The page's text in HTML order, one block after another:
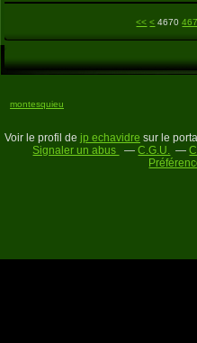
<< < 4600
4610
4620
4630
4640
4650
4660
4670
montesquieu
Voir le profil de jp echavidre sur le
Signaler un abus
C.G.U.